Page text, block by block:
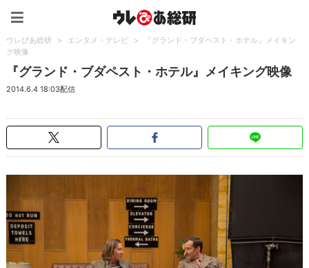
ウレぴあ総研 > エンタメ・テレビ >
『グランド・ブダペスト・ホテル』メイキン
グ映像
『グランド・ブダペスト・ホテル』メイキング映像
2014.6.4 18:03配信